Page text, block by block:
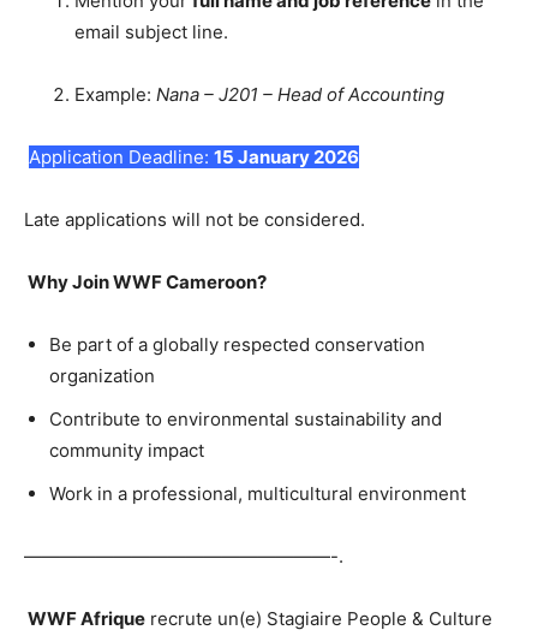
email subject line.
Example: Nana – J201 – Head of Accounting
Application Deadline: 15 January 2026
Late applications will not be considered.
Why Join WWF Cameroon?
Be part of a globally respected conservation
organization
Contribute to environmental sustainability and
community impact
Work in a professional, multicultural environment
—————————————————-.
WWF Afrique recrute un(e) Stagiaire People & Culture